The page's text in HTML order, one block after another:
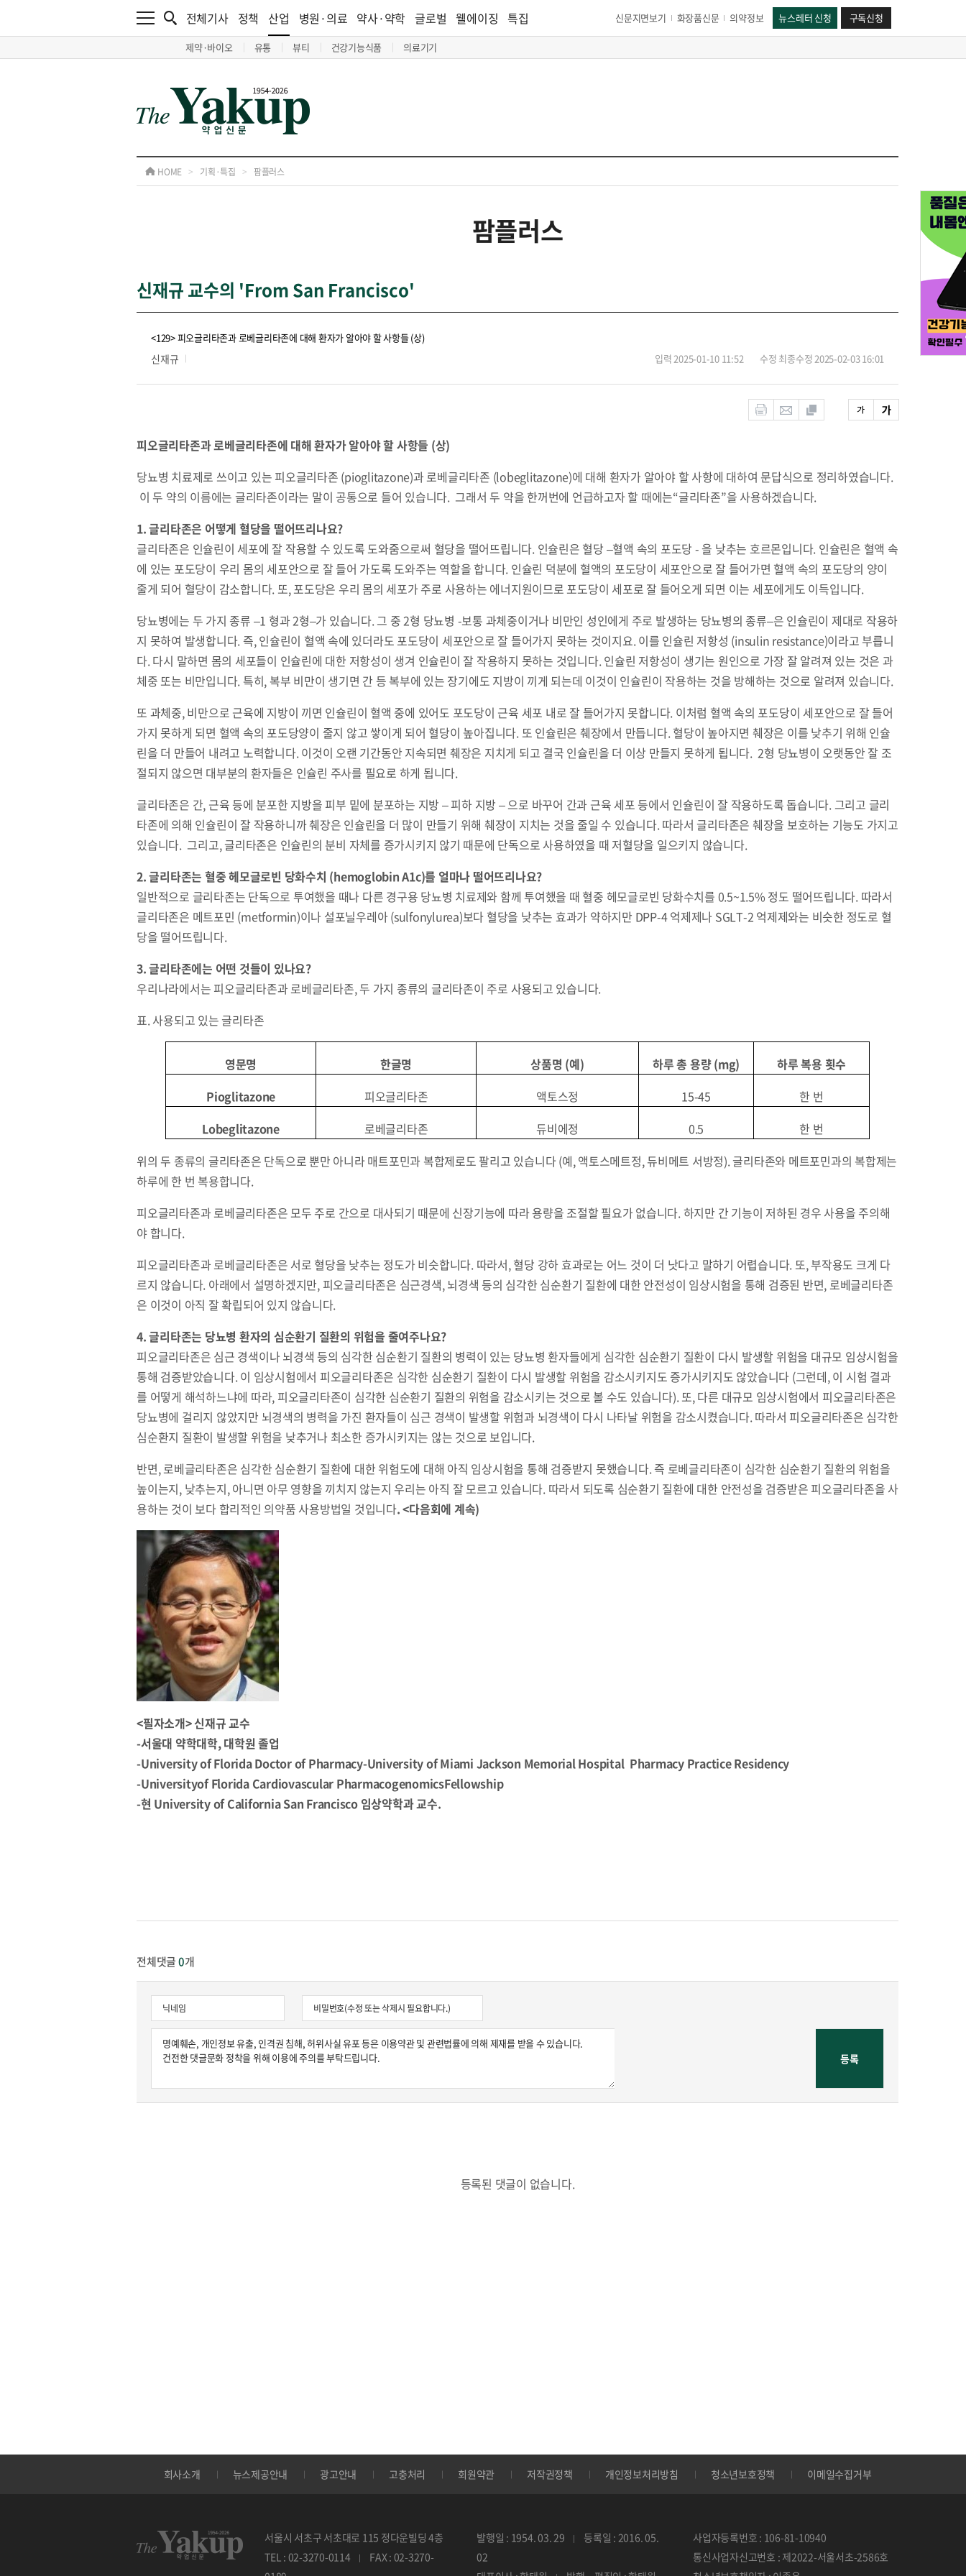
전체기사 정책 산업
제약·바이오 유통 뷰티 건강기능식품 의료기기
병원·의료 약사·약학 글로벌 웰에이징 특집 신문지면보기 화장품신문 의약정보 뉴스레터 신청 구독신청
HOME > 기획·특집 > 팜플러스
팜플러스
신재규 교수의 'From San Francisco'
<129> 피오글리타존과 로베글리타존에 대해 환자가 알아야 할 사항들 (상)
신재규 입력 2025-01-10 11:52 수정 최종수정 2025-02-03 16:01
피오글리타존과 로베글리타존에 대해 환자가 알아야 할 사항들 (상)
당뇨병 치료제로 쓰이고 있는 피오글리타존 (pioglitazone)과 로베글리타존 (lobeglitazone)에 대해 환자가 알아야 할 사항에 대하여 문답식으로 정리하였습니다.
이 두 약의 이름에는 글리타존이라는 말이 공통으로 들어 있습니다. 그래서 두 약을 한꺼번에 언급하고자 할 때에는“글리타존”을 사용하겠습니다.
1. 글리타존은 어떻게 혈당을 떨어뜨리나요?
글리타존은 인슐린이 세포에 잘 작용할 수 있도록 도와줌으로써 혈당을 떨어뜨립니다. 인슐린은 혈당 –혈액 속의 포도당 - 을 낮추는 호르몬입니다. 인슐린은 혈액 속
에 있는 포도당이 우리 몸의 세포안으로 잘 들어 가도록 도와주는 역할을 합니다. 인슐린 덕분에 혈액의 포도당이 세포안으로 잘 들어가면 혈액 속의 포도당의 양이
줄게 되어 혈당이 감소합니다. 또, 포도당은 우리 몸의 세포가 주로 사용하는 에너지원이므로 포도당이 세포로 잘 들어오게 되면 이는 세포에게도 이득입니다.
당뇨병에는 두 가지 종류 –1 형과 2형–가 있습니다. 그 중 2형 당뇨병 -보통 과체중이거나 비만인 성인에게 주로 발생하는 당뇨병의 종류–은 인슐린이 제대로 작용하
지 못하여 발생합니다. 즉, 인슐린이 혈액 속에 있더라도 포도당이 세포안으로 잘 들어가지 못하는 것이지요. 이를 인슐린 저항성 (insulin resistance)이라고 부릅니
다. 다시 말하면 몸의 세포들이 인슐린에 대한 저항성이 생겨 인슐린이 잘 작용하지 못하는 것입니다. 인슐린 저항성이 생기는 원인으로 가장 잘 알려져 있는 것은 과
체중 또는 비만입니다. 특히, 복부 비만이 생기면 간 등 복부에 있는 장기에도 지방이 끼게 되는데 이것이 인슐린이 작용하는 것을 방해하는 것으로 알려져 있습니다.
또 과체중, 비만으로 근육에 지방이 끼면 인슐린이 혈액 중에 있어도 포도당이 근육 세포 내로 잘 들어가지 못합니다. 이처럼 혈액 속의 포도당이 세포안으로 잘 들어
가지 못하게 되면 혈액 속의 포도당양이 줄지 않고 쌓이게 되어 혈당이 높아집니다. 또 인슐린은 췌장에서 만듭니다. 혈당이 높아지면 췌장은 이를 낮추기 위해 인슐
린을 더 만들어 내려고 노력합니다. 이것이 오랜 기간동안 지속되면 췌장은 지치게 되고 결국 인슐린을 더 이상 만들지 못하게 됩니다. 2형 당뇨병이 오랫동안 잘 조
절되지 않으면 대부분의 환자들은 인슐린 주사를 필요로 하게 됩니다.
글리타존은 간, 근육 등에 분포한 지방을 피부 밑에 분포하는 지방 – 피하 지방 – 으로 바꾸어 간과 근육 세포 등에서 인슐린이 잘 작용하도록 돕습니다. 그리고 글리
타존에 의해 인슐린이 잘 작용하니까 췌장은 인슐린을 더 많이 만들기 위해 췌장이 지치는 것을 줄일 수 있습니다. 따라서 글리타존은 췌장을 보호하는 기능도 가지고
있습니다. 그리고, 글리타존은 인슐린의 분비 자체를 증가시키지 않기 때문에 단독으로 사용하였을 때 저혈당을 일으키지 않습니다.
2. 글리타존는 혈중 헤모글로빈 당화수치 (hemoglobin A1c)를 얼마나 떨어뜨리나요?
일반적으로 글리타존는 단독으로 투여했을 때나 다른 경구용 당뇨병 치료제와 함께 투여했을 때 혈중 헤모글로빈 당화수치를 0.5~1.5% 정도 떨어뜨립니다. 따라서
글리타존은 메트포민 (metformin)이나 설포닐우레아 (sulfonylurea)보다 혈당을 낮추는 효과가 약하지만 DPP-4 억제제나 SGLT-2 억제제와는 비슷한 정도로 혈
당을 떨어뜨립니다.
3. 글리타존에는 어떤 것들이 있나요?
우리나라에서는 피오글리타존과 로베글리타존, 두 가지 종류의 글리타존이 주로 사용되고 있습니다.
표. 사용되고 있는 글리타존
영문명 한글명 상품명 (예) 하루 총 용량(mg)
하루 복용 횟수
Pioglitazone
피오글리타존 액토스정 15-45
한 번
Lobeglitazone
로베글리타존 듀비에정 0.5
한 번
위의 두 종류의 글리타존은 단독으로 뿐만 아니라 매트포민과 복합제로도 팔리고 있습니다 (예, 액토스메트정, 듀비메트 서방정). 글리타존와 메트포민과의 복합제는
하루에 한 번 복용합니다.
피오글리타존과 로베글리타존은 모두 주로 간으로 대사되기 때문에 신장기능에 따라 용량을 조절할 필요가 없습니다. 하지만 간 기능이 저하된 경우 사용을 주의해
야 합니다.
피오글리타존과 로베글리타존은 서로 혈당을 낮추는 정도가 비슷합니다. 따라서, 혈당 강하 효과로는 어느 것이 더 낫다고 말하기 어렵습니다. 또, 부작용도 크게 다
르지 않습니다. 아래에서 설명하겠지만, 피오글리타존은 심근경색, 뇌경색 등의 심각한 심순환기 질환에 대한 안전성이 임상시험을 통해 검증된 반면, 로베글리타존
은 이것이 아직 잘 확립되어 있지 않습니다.
4. 글리타존는 당뇨병 환자의 심순환기 질환의 위험을 줄여주나요?
피오글리타존은 심근 경색이나 뇌경색 등의 심각한 심순환기 질환의 병력이 있는 당뇨병 환자들에게 심각한 심순환기 질환이 다시 발생할 위험을 대규모 임상시험을
통해 검증받았습니다. 이 임상시험에서 피오글리타존은 심각한 심순환기 질환이 다시 발생할 위험을 감소시키지도 증가시키지도 않았습니다 (그런데, 이 시험 결과
를 어떻게 해석하느냐에 따라, 피오글리타존이 심각한 심순환기 질환의 위험을 감소시키는 것으로 볼 수도 있습니다). 또, 다른 대규모 임상시험에서 피오글리타존은
당뇨병에 걸리지 않았지만 뇌경색의 병력을 가진 환자들이 심근 경색이 발생할 위험과 뇌경색이 다시 나타날 위험을 감소시켰습니다. 따라서 피오글리타존은 심각한
심순환지 질환이 발생할 위험을 낮추거나 최소한 증가시키지는 않는 것으로 보입니다.
반면, 로베글리타존은 심각한 심순환기 질환에 대한 위험도에 대해 아직 임상시험을 통해 검증받지 못했습니다. 즉 로베글리타존이 심각한 심순환기 질환의 위험을
높이는지, 낮추는지, 아니면 아무 영향을 끼치지 않는지 우리는 아직 잘 모르고 있습니다. 따라서 되도록 심순환기 질환에 대한 안전성을 검증받은 피오글리타존을 사
용하는 것이 보다 합리적인 의약품 사용방법일 것입니다. <다음회에 계속)
<필자소개> 신재규 교수
-서울대 약학대학, 대학원 졸업
-University of Florida Doctor of Pharmacy-University of Miami Jackson Memorial Hospital Pharmacy Practice Residency
-Universityof Florida Cardiovascular PharmacogenomicsFellowship
-현 University of California San Francisco 임상약학과 교수.
전체댓글0개
등록된 댓글이 없습니다.
회사소개 뉴스제공안내 광고안내 고충처리 회원약관 저작권정책 개인정보처리방침 청소년보호정책 이메일수집거부
서울시 서초구 서초대로 115 정다운빌딩 4층
TEL : 02-3270-0114
FAX : 02-3270-
발행일 : 1954. 03. 29
등록일 : 2016. 05.
02
사업자등록번호 : 106-81-10940
통신사업자신고번호 : 제2022-서울서초-2586호